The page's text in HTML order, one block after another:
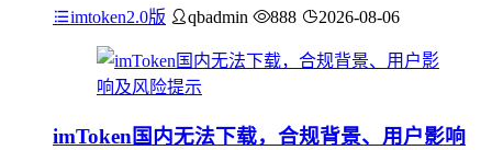
imtoken2.0版 qbadmin 888 2026-08-06
imToken国内无法下载，合规背景、用户影响